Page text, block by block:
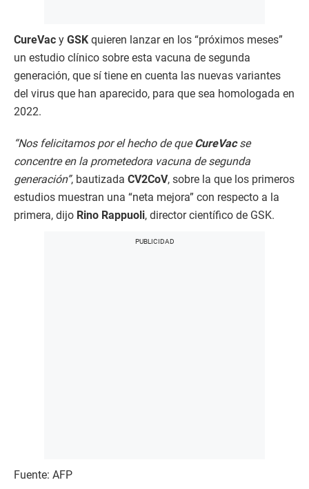
CureVac y GSK quieren lanzar en los “próximos meses”
un estudio clínico sobre esta vacuna de segunda
generación, que sí tiene en cuenta las nuevas variantes
del virus que han aparecido, para que sea homologada en
2022.
“Nos felicitamos por el hecho de queCureVacse
concentre en la prometedora vacuna de segunda
generación”, bautizada CV2CoV, sobre la que los primeros
estudios muestran una “neta mejora” con respecto a la
primera, dijo Rino Rappuoli, director científico de GSK.
Fuente: AFP